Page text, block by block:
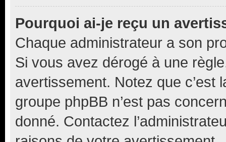
Pourquoi ai-je reçu un
Chaque administrateur a son
Si vous avez dérogé à une
avertissement. Notez que c’est
groupe phpBB n’est pas
donné. Contactez